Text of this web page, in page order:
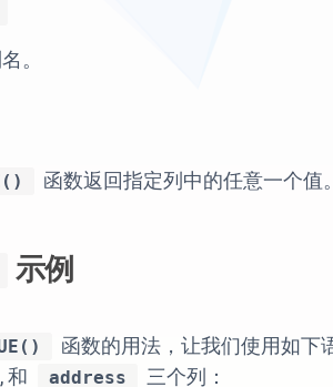
。
函数返回指定列中的任意一个值。
示例
函数的用法，让我们使用如下
, 和 address 三个列：